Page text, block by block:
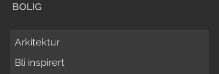
BOLIG
Arkitektur
Bli inspirert